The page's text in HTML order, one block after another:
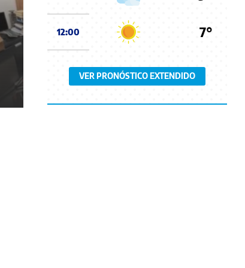
12:00 7°
VER PRONÓSTICO EXTENDIDO